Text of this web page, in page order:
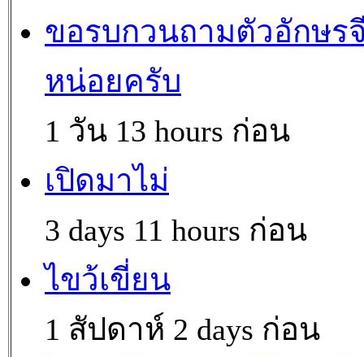
ขอรบกวนถามตัวอักษร
หน่อยครับ
1 วัน 13 hours ก่อน
เปิดมาไม่
3 days 11 hours ก่อน
ไขว้เขี่ยน
1 สัปดาห์ 2 days ก่อน